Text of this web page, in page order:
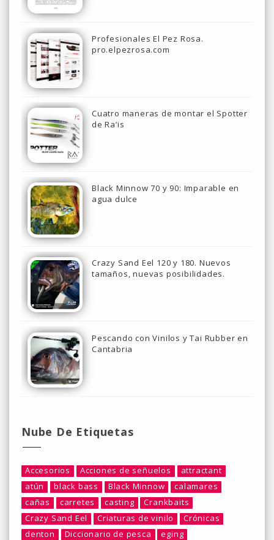
Profesionales El Pez Rosa.
pro.elpezrosa.com
Cuatro maneras de montar el Spotter
de Ra’is
Black Minnow 70 y 90: Imparable en
agua dulce
Crazy Sand Eel 120 y 180. Nuevos
tamaños, nuevas posibilidades.
Pescando con Vinilos y Tai Rubber en
Cantabria
Nube De Etiquetas
Accesorios Acciones de señuelos
attractant
atún
black bass Black Minnow
calamares
cañas
carretes casting
Crankbaits
Crazy Sand Eel
Criaturas de vinilo
Crónicas
denton
Diccionario de pesca eging